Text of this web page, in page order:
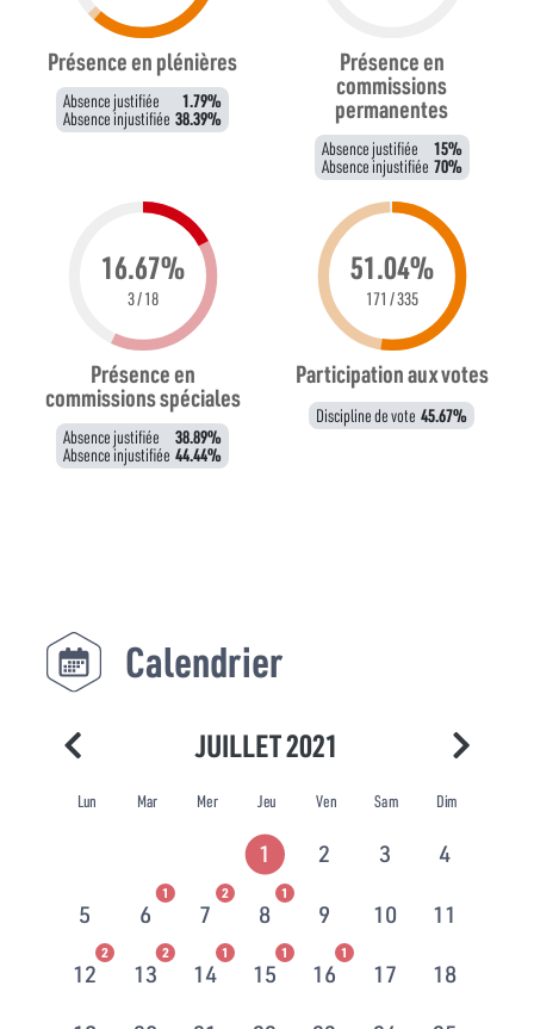
Présence en plénières
Absence justifiée 1.79%
Absence injustifiée 38.39%
Présence en
commissions
permanentes
Absence justifiée 15%
Absence injustifiée 70%
16.67%
3 / 18
Présence en
commissions spéciales
Absence justifiée 38.89%
Absence injustifiée 44.44%
51.04%
171 / 335
Participation aux votes
Discipline de vote 45.67%
Calendrier
JUILLET 2021
Lun Mar Mer Jeu Ven Sam Dim
1 2 3 4
5 6
1
7
2
8
1
9 10 11
12
2
13
2
14
1
15
1
16
1
17 18